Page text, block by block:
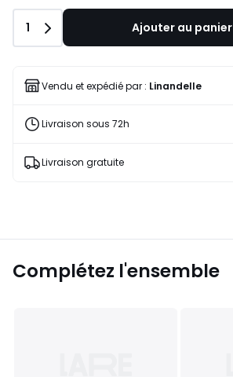
Quantité
1 Ajouter au panier
Vendu et expédié par : Linandelle
Livraison sous 72h
Livraison gratuite
Complétez l'ensemble